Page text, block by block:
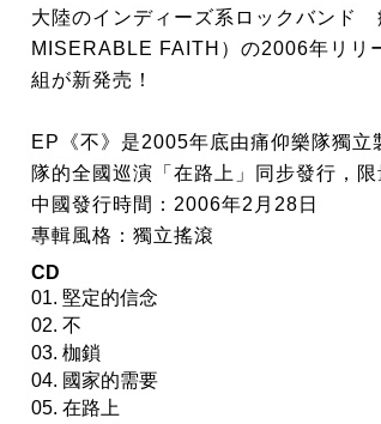
大陸のインディーズ系ロックバンド
MISERABLE FAITH）の2006年リリ
組が新発売！
EP《不》是2005年底由痛仰樂隊獨
隊的全國巡演「在路上」同步發行，限
中國發行時間：2006年2月28日
專輯風格：獨立搖滾
CD
01. 堅定的信念
02. 不
03. 枷鎖
04. 國家的需要
05. 在路上